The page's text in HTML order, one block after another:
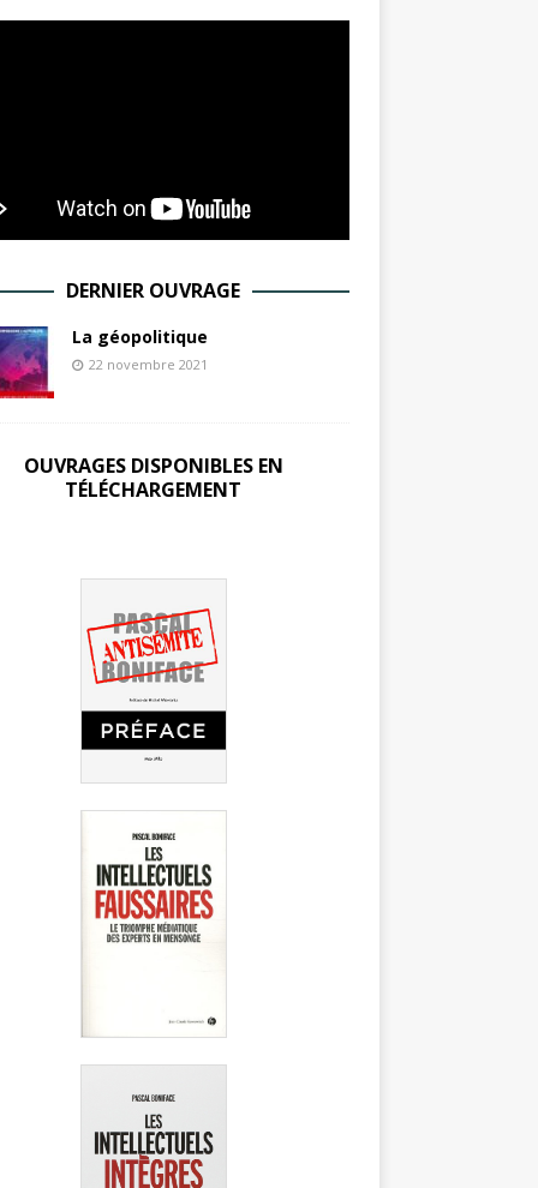
DERNIER OUVRAGE
La géopolitique
22 novembre 2021
OUVRAGES DISPONIBLES EN
TÉLÉCHARGEMENT